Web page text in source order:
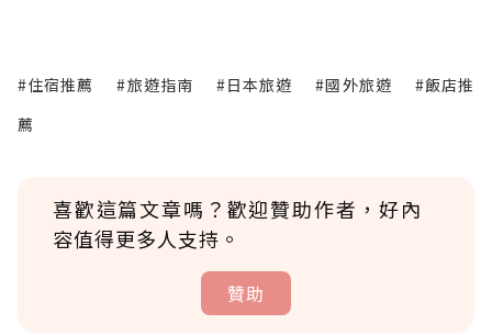
#住宿推薦 #旅遊指南 #日本旅遊 #國外旅遊
#飯店推
薦
喜歡這篇文章嗎？歡迎贊助作者，好內
容值得更多人支持。
贊助